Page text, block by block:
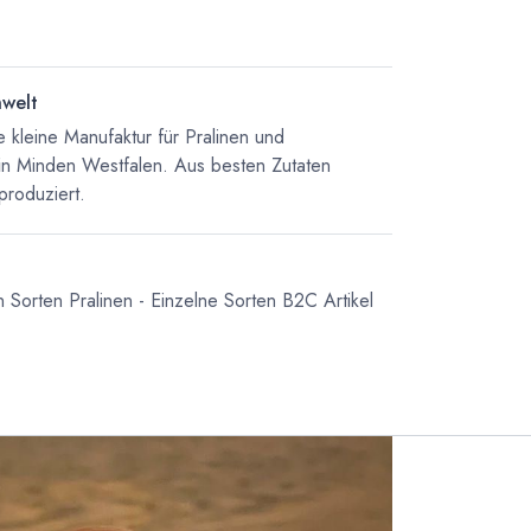
kleine Manufaktur für Pralinen und
Minden Westfalen. Aus besten Zutaten
Sorten Pralinen - Einzelne Sorten B2C Artikel